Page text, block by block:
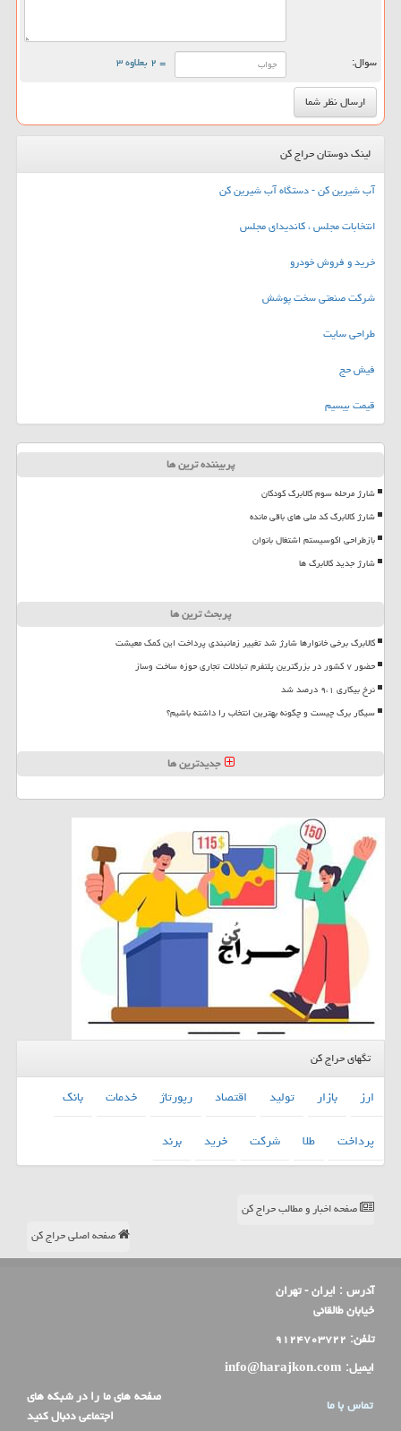
سوال: = ۲ بعلاوه ۳
لینک دوستان حراج کن
آب شیرین کن - دستگاه آب شیرین کن
انتخابات مجلس ، کاندیدای مجلس
خرید و فروش خودرو
شرکت صنعتی سخت پوشش
طراحی سایت
فیش حج
قیمت بیسیم
پربیننده ترین ها
شارژ مرحله سوم کالابرگ کودکان
شارژ کالابرگ کد ملی های باقی مانده
بازطراحی اکوسیستم اشتغال بانوان
شارژ جدید کالابرگ ها
پربحث ترین ها
کالابرگ برخی خانوارها شارژ شد تغییر زمانبندی پرداخت این کمک معیشت
حضور ۷ کشور در بزرگترین پلتفرم تبادلات تجاری حوزه ساخت وساز
نرخ بیکاری ۹،۱ درصد شد
سیگار برگ چیست و چگونه بهترین انتخاب را داشته باشیم؟
جدیدترین ها
تگهای حراج کن
ارز بازار تولید اقتصاد رپورتاژ خدمات
بانك
پرداخت
طلا شركت خرید برند
صفحه اخبار و مطالب حراج کن
صفحه اصلی حراج کن
آدرس : ایران - تهران
خیابان طالقانی
تلفن: ۹۱۲۴۷۰۳۷۲۲
ایمیل: info@harajkon.com
تماس با ما
صفحه های ما را در شبکه های
اجتماعی دنبال کنید